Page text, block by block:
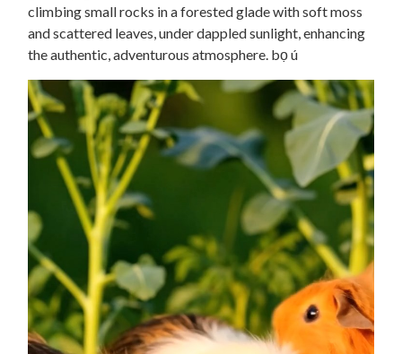
climbing small rocks in a forested glade with soft moss
and scattered leaves, under dappled sunlight, enhancing
the authentic, adventurous atmosphere. bọ ú